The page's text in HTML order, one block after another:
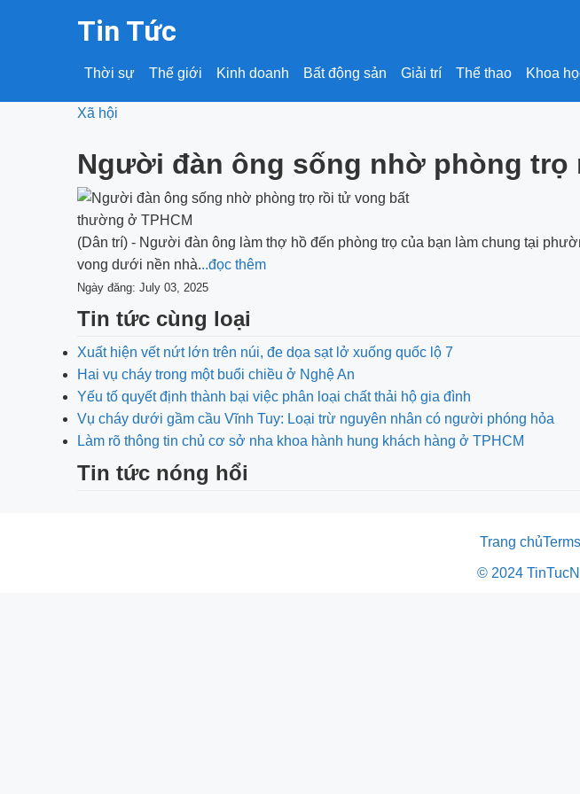
Tin Tức
Thời sự Thế giới Kinh doanh Bất động sản Giải trí Thể thao Khoa
Xã hội
Người đàn ông sống nhờ phòng
(Dân trí) - Người đàn ông làm thợ hồ đến phòng trọ của bạn làm chung tại
vong dưới nền nhà...đọc thêm
Ngày đăng: July 03, 2025
Tin tức cùng loại
Xuất hiện vết nứt lớn trên núi, đe dọa sạt lở xuống quốc lộ 7
Hai vụ cháy trong một buổi chiều ở Nghệ An
Yếu tố quyết định thành bại việc phân loại chất thải hộ gia đình
Vụ cháy dưới gầm cầu Vĩnh Tuy: Loại trừ nguyên nhân có người phóng hỏa
Làm rõ thông tin chủ cơ sở nha khoa hành hung khách hàng ở TPHCM
Tin tức nóng hổi
Trang chủ
© 2024